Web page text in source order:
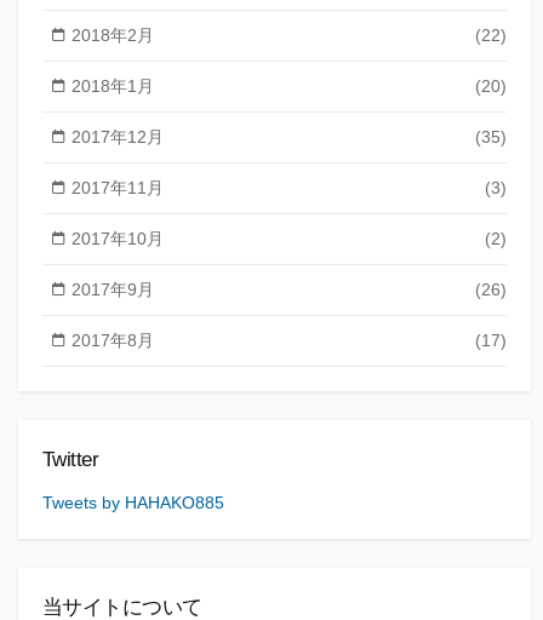
2018年2月 (22)
2018年1月 (20)
2017年12月 (35)
2017年11月 (3)
2017年10月 (2)
2017年9月 (26)
2017年8月 (17)
Twitter
Tweets by HAHAKO885
当サイトについて